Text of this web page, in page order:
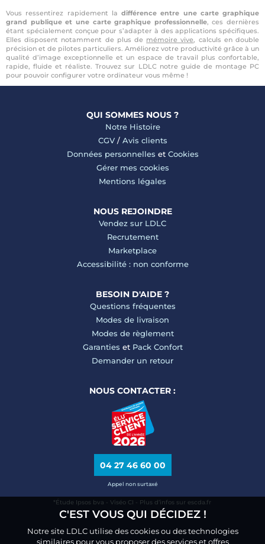
Vous ressentirez rapidement la différence entre une carte graphique
grand publique et une carte graphique professionnelle, ces dernières
étant spécialement conçue pour s’adapter à des applications spécifiques.
Elles disposent notamment de plus de mémoire vive, calculs en double
précision et de pilotes particuliers. Améliorez votre productivité grâce à un
qualité d’image exceptionnelle et un espace de travail plus confortable,
rapide, fluide et réaliste. Trouvez sur LDLC notre guide de montage PC
pour pouvoir configurer votre ordinateur vous même !
QUI SOMMES NOUS ?
Notre Histoire
CGV/ Avis clients
Données personnelles et Cookies
Gérer mes cookies
Mentions légales
NOUS REJOINDRE
Vendez sur LDLC
Recrutement
Marketplace
Accessibilité : non conforme
BESOIN D'AIDE ?
Questions fréquentes
Modes de livraison
Modes de règlement
Garanties et Pack Confort
Demander un retour
NOUS CONTACTER :
04 27 46 60 00
Appel non surtaxé
*Étude Ipsos bva - Viséo CI - Plus d’infos sur escda.fr
C'EST VOUS QUI DÉCIDEZ !
Notre site LDLC utilise des cookies ou des technologies
similaires pour vous proposer des services et offres